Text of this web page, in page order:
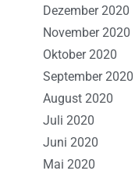
Dezember 2020
November 2020
Oktober 2020
September 2020
August 2020
Juli 2020
Juni 2020
Mai 2020